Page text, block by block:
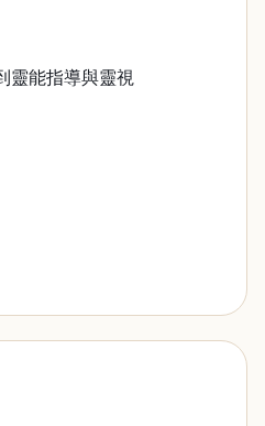
靈能指導與靈視